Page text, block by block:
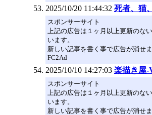
2025/10/20 11:44:32 死者、猫
スポンサーサイト
上記の広告は１ヶ月以上更新のな
います。
新しい記事を書く事で広告が消せま
FC2Ad
2025/10/10 14:27:03 楽描き屋-
スポンサーサイト
上記の広告は１ヶ月以上更新のな
います。
新しい記事を書く事で広告が消せま